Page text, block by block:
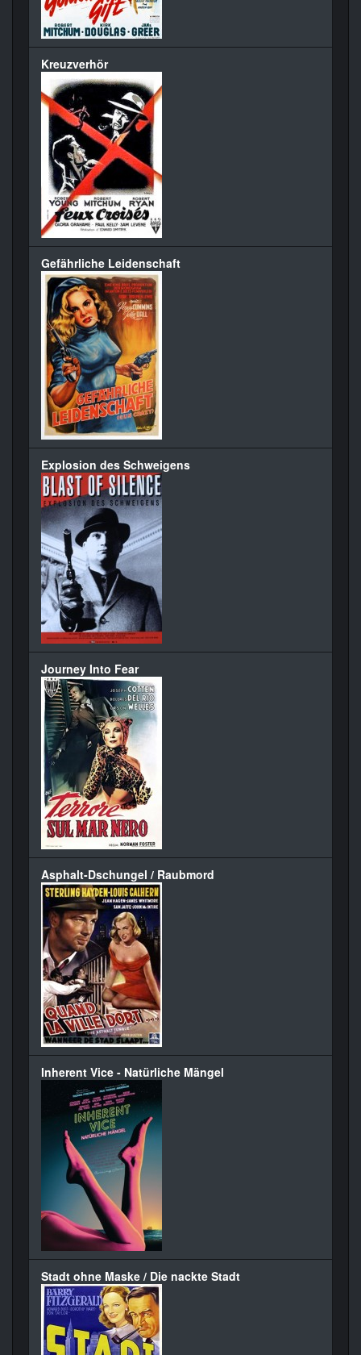
Kreuzverhör
Gefährliche Leidenschaft
Explosion des Schweigens
Journey Into Fear
Asphalt-Dschungel / Raubmord
Inherent Vice - Natürliche Mängel
Stadt ohne Maske / Die nackte Stadt